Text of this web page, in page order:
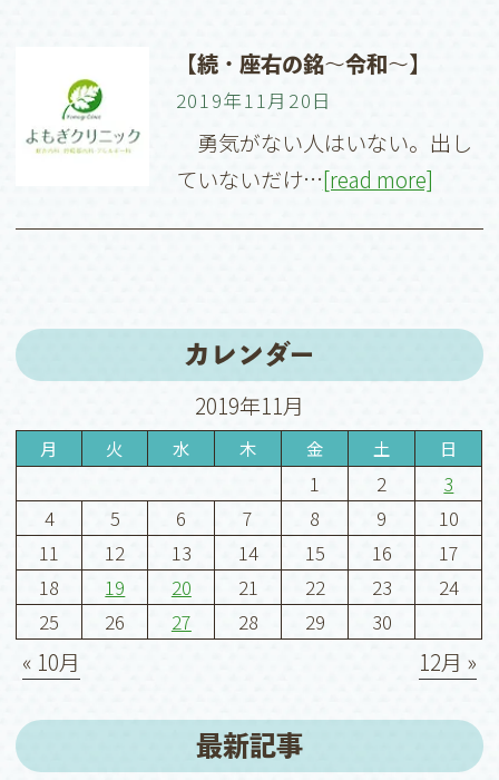
【続・座右の銘〜令和〜】
2019年11月20日
勇気がない人はいない。出し
ていないだけ…[read more]
カレンダー
2019年11月
月 火 水 木 金 土 日
1 2
3
4
5 6 7 8 9
10
11
12 13 14 15 16
17
18
19 20 21 22 23
24
25
26 27 28 29 30
« 10月 12月 »
最新記事